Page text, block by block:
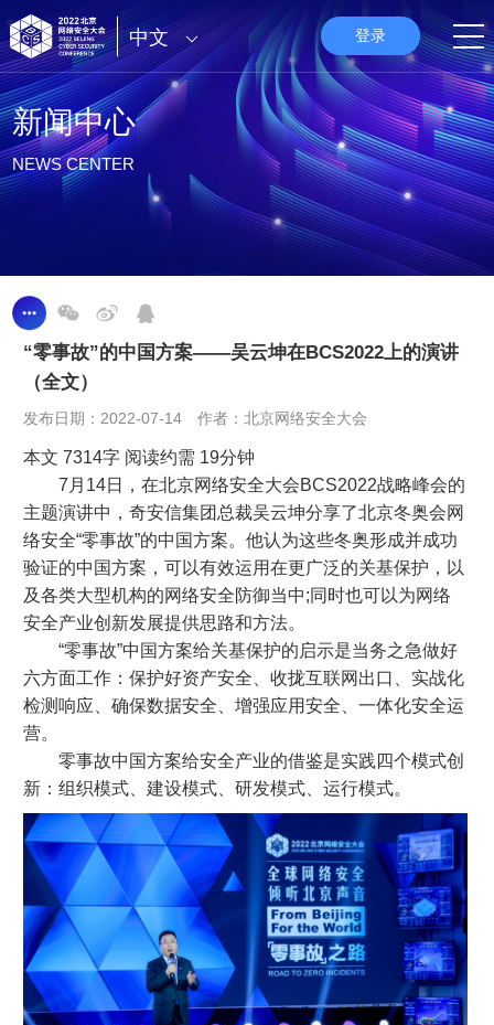
中文 登录
新闻中心
NEWS CENTER
“零事故”的中国方案——吴云坤在BCS2022上的演讲
（全文）
发布日期：2022-07-14 作者：北京网络安全大会
本文 7314字 阅读约需 19分钟
7月14日，在北京网络安全大会BCS2022战略峰会的
主题演讲中，奇安信集团总裁吴云坤分享了北京冬奥会网
络安全“零事故”的中国方案。他认为这些冬奥形成并成功
验证的中国方案，可以有效运用在更广泛的关基保护，以
及各类大型机构的网络安全防御当中;同时也可以为网络
安全产业创新发展提供思路和方法。
“零事故”中国方案给关基保护的启示是当务之急做好
六方面工作：保护好资产安全、收拢互联网出口、实战化
检测响应、确保数据安全、增强应用安全、一体化安全运
营。
零事故中国方案给安全产业的借鉴是实践四个模式创
新：组织模式、建设模式、研发模式、运行模式。